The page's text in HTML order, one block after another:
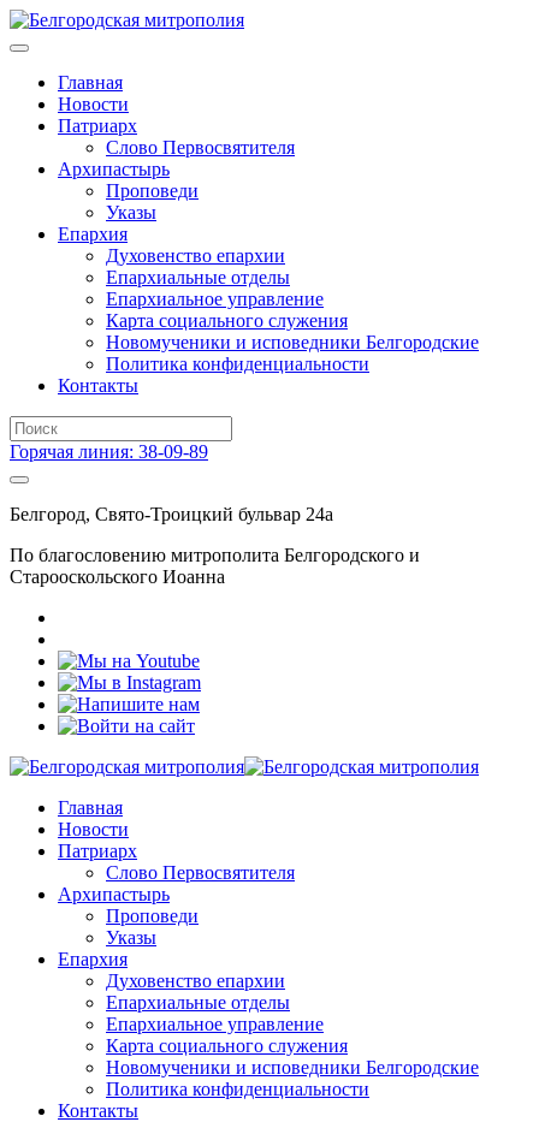
Главная
Новости
Патриарх
Слово Первосвятителя
Архипастырь
Проповеди
Указы
Епархия
Духовенство епархии
Епархиальные отделы
Епархиальное управление
Карта социального служения
Новомученики и исповедники Белгородские
Политика конфиденциальности
Контакты
Горячая линия: 38-09-89
Белгород, Свято-Троицкий бульвар 24а
По благословению митрополита Белгородского и
Старооскольского Иоанна
Главная
Новости
Патриарх
Слово Первосвятителя
Архипастырь
Проповеди
Указы
Епархия
Духовенство епархии
Епархиальные отделы
Епархиальное управление
Карта социального служения
Новомученики и исповедники Белгородские
Политика конфиденциальности
Контакты